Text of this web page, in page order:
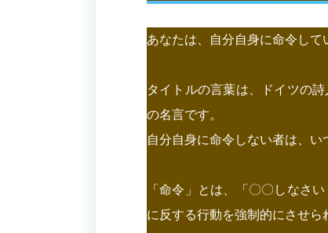
あなたは、自分自身に命令して
タイトルの言葉は、ドイツの
の名言です。
自分自身に命令しない者は、い
「命令」とは、「〇〇しなさ
に反する行動を強制的にさせら